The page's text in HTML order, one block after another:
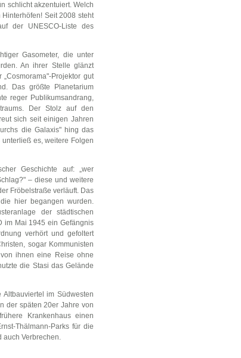
schlicht akzentuiert. Welch
Seit 2008 steht
der UNESCO-Liste des
Gasometer, die unter
An ihrer Stelle glänzt
Projektor gut
Das größte Planetarium
reger Publikumsandrang,
Der Stolz auf den
sich seit einigen Jahren
die Galaxis" hing das
es, weitere Folgen
Geschichte auf: „wer
– diese und weitere
Fröbelstraße verläuft. Das
hier begangen wurden.
der städtischen
im Mai 1945 ein Gefängnis
verhört und gefoltert
sogar Kommunisten
ihnen eine Reise ohne
die Stasi das Gelände
im Südwesten
der späten 20er Jahre von
Krankenhaus einen
Thälmann-Parks für die
auch Verbrechen.